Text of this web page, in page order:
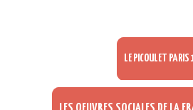
LE PICOULET PARIS